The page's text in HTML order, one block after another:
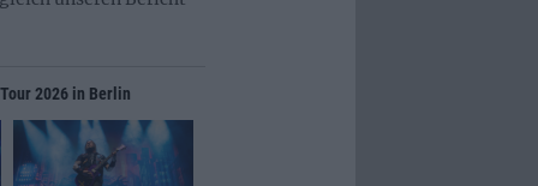
2026 in Berlin